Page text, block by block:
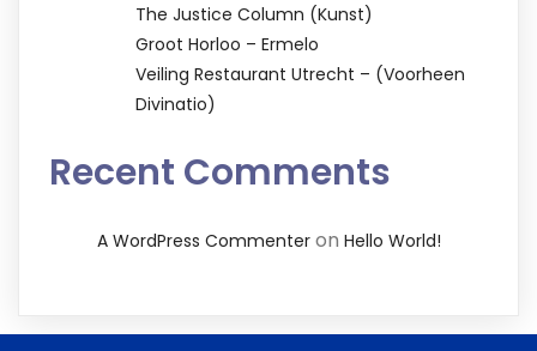
The Justice Column (kunst)
Groot Horloo – Ermelo
Veiling Restaurant Utrecht – (voorheen
Divinatio)
Recent Comments
A WordPress Commenter on Hello World!